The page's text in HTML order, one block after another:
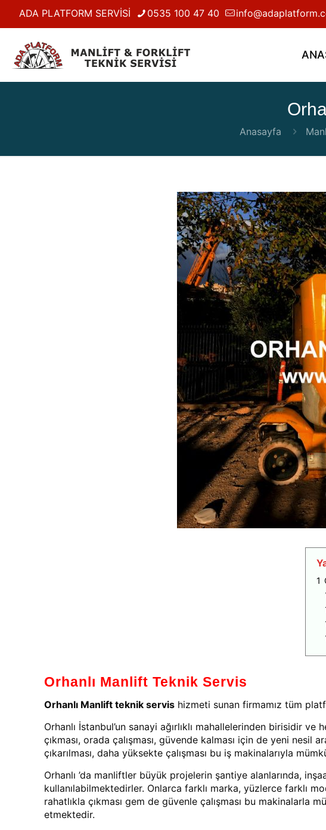
ADA PLATFORM SERVİSİ 0535 100 47 40
Anasayfa
1
Orhanlı Manlift Teknik Servis
Orhanlı Manlift teknik servis hizmeti sunan firmamız tüm
Orhanlı İstanbul’un sanayi ağırlıklı mahallelerinden birisidir
çıkması, orada çalışması, güvende kalması için de yeni
çıkarılması, daha yüksekte çalışması bu iş makinalarıyla
Orhanlı ’da manliftler büyük projelerin şantiye alanlarında,
kullanılabilmektedirler. Onlarca farklı marka, yüzlerce farklı
rahatlıkla çıkması gem de güvenle çalışması bu makinalarla
etmektedir.